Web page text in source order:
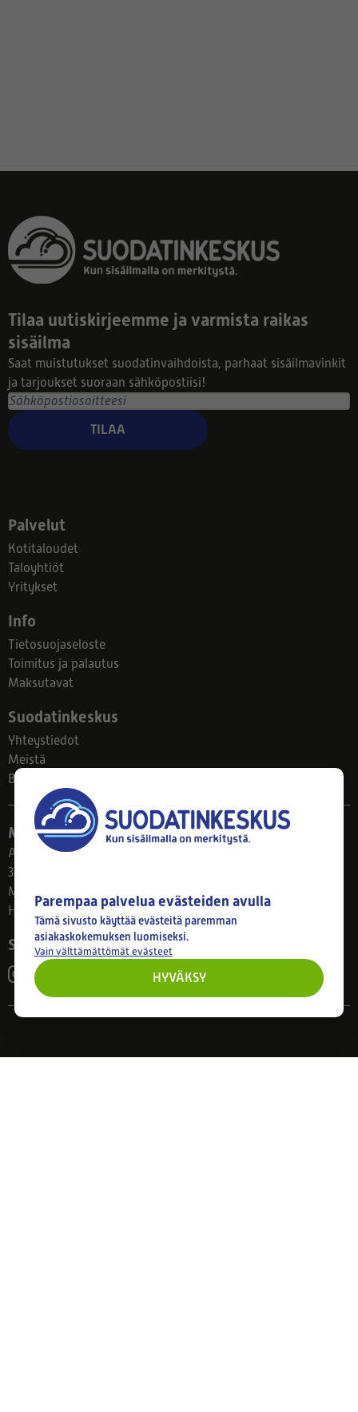
Tilaa uutiskirjeemme ja varmista raikas
sisäilma
Saat muistutukset suodatinvaihdoista, parhaat sisäilmavinkit
ja tarjoukset suoraan sähköpostiisi!
TILAA
Palvelut
Kotitaloudet
Taloyhtiöt
Yritykset
Info
Tietosuojaseloste
Toimitus ja palautus
Maksutavat
Suodatinkeskus
Yhteystiedot
Meistä
Blogi
Myymälä
Ahlmanintie 61
33800 Tampere
Ma–Pe 8–17
Huom! Myymälän poikkeusaukiolot: 27.7.-21.8. klo 8-16
Seuraa meitä
Parempaa palvelua evästeiden avulla
Tämä sivusto käyttää evästeitä paremman
asiakaskokemuksen luomiseksi.
Vain välttämättömät evästeet
HYVÄKSY